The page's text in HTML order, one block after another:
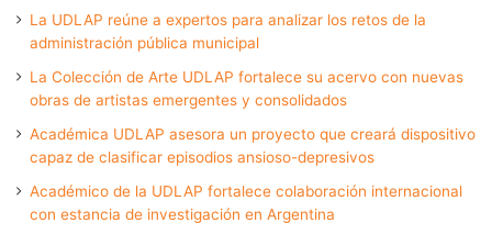
La UDLAP reúne a expertos para analizar los retos de la
administración pública municipal
La Colección de Arte UDLAP fortalece su acervo con nuevas
obras de artistas emergentes y consolidados
Académica UDLAP asesora un proyecto que creará dispositivo
capaz de clasificar episodios ansioso-depresivos
Académico de la UDLAP fortalece colaboración internacional
con estancia de investigación en Argentina